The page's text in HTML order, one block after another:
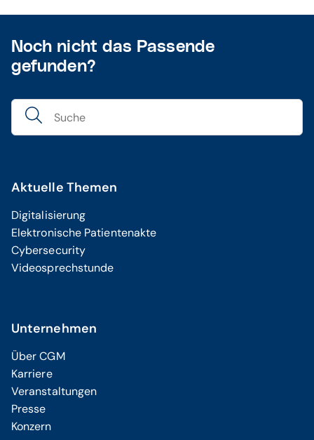
Noch nicht das Passende
gefunden?
Aktuelle Themen
Digitalisierung
Elektronische Patientenakte
Cybersecurity
Videosprechstunde
Unternehmen
Über CGM
Karriere
Veranstaltungen
Presse
Konzern